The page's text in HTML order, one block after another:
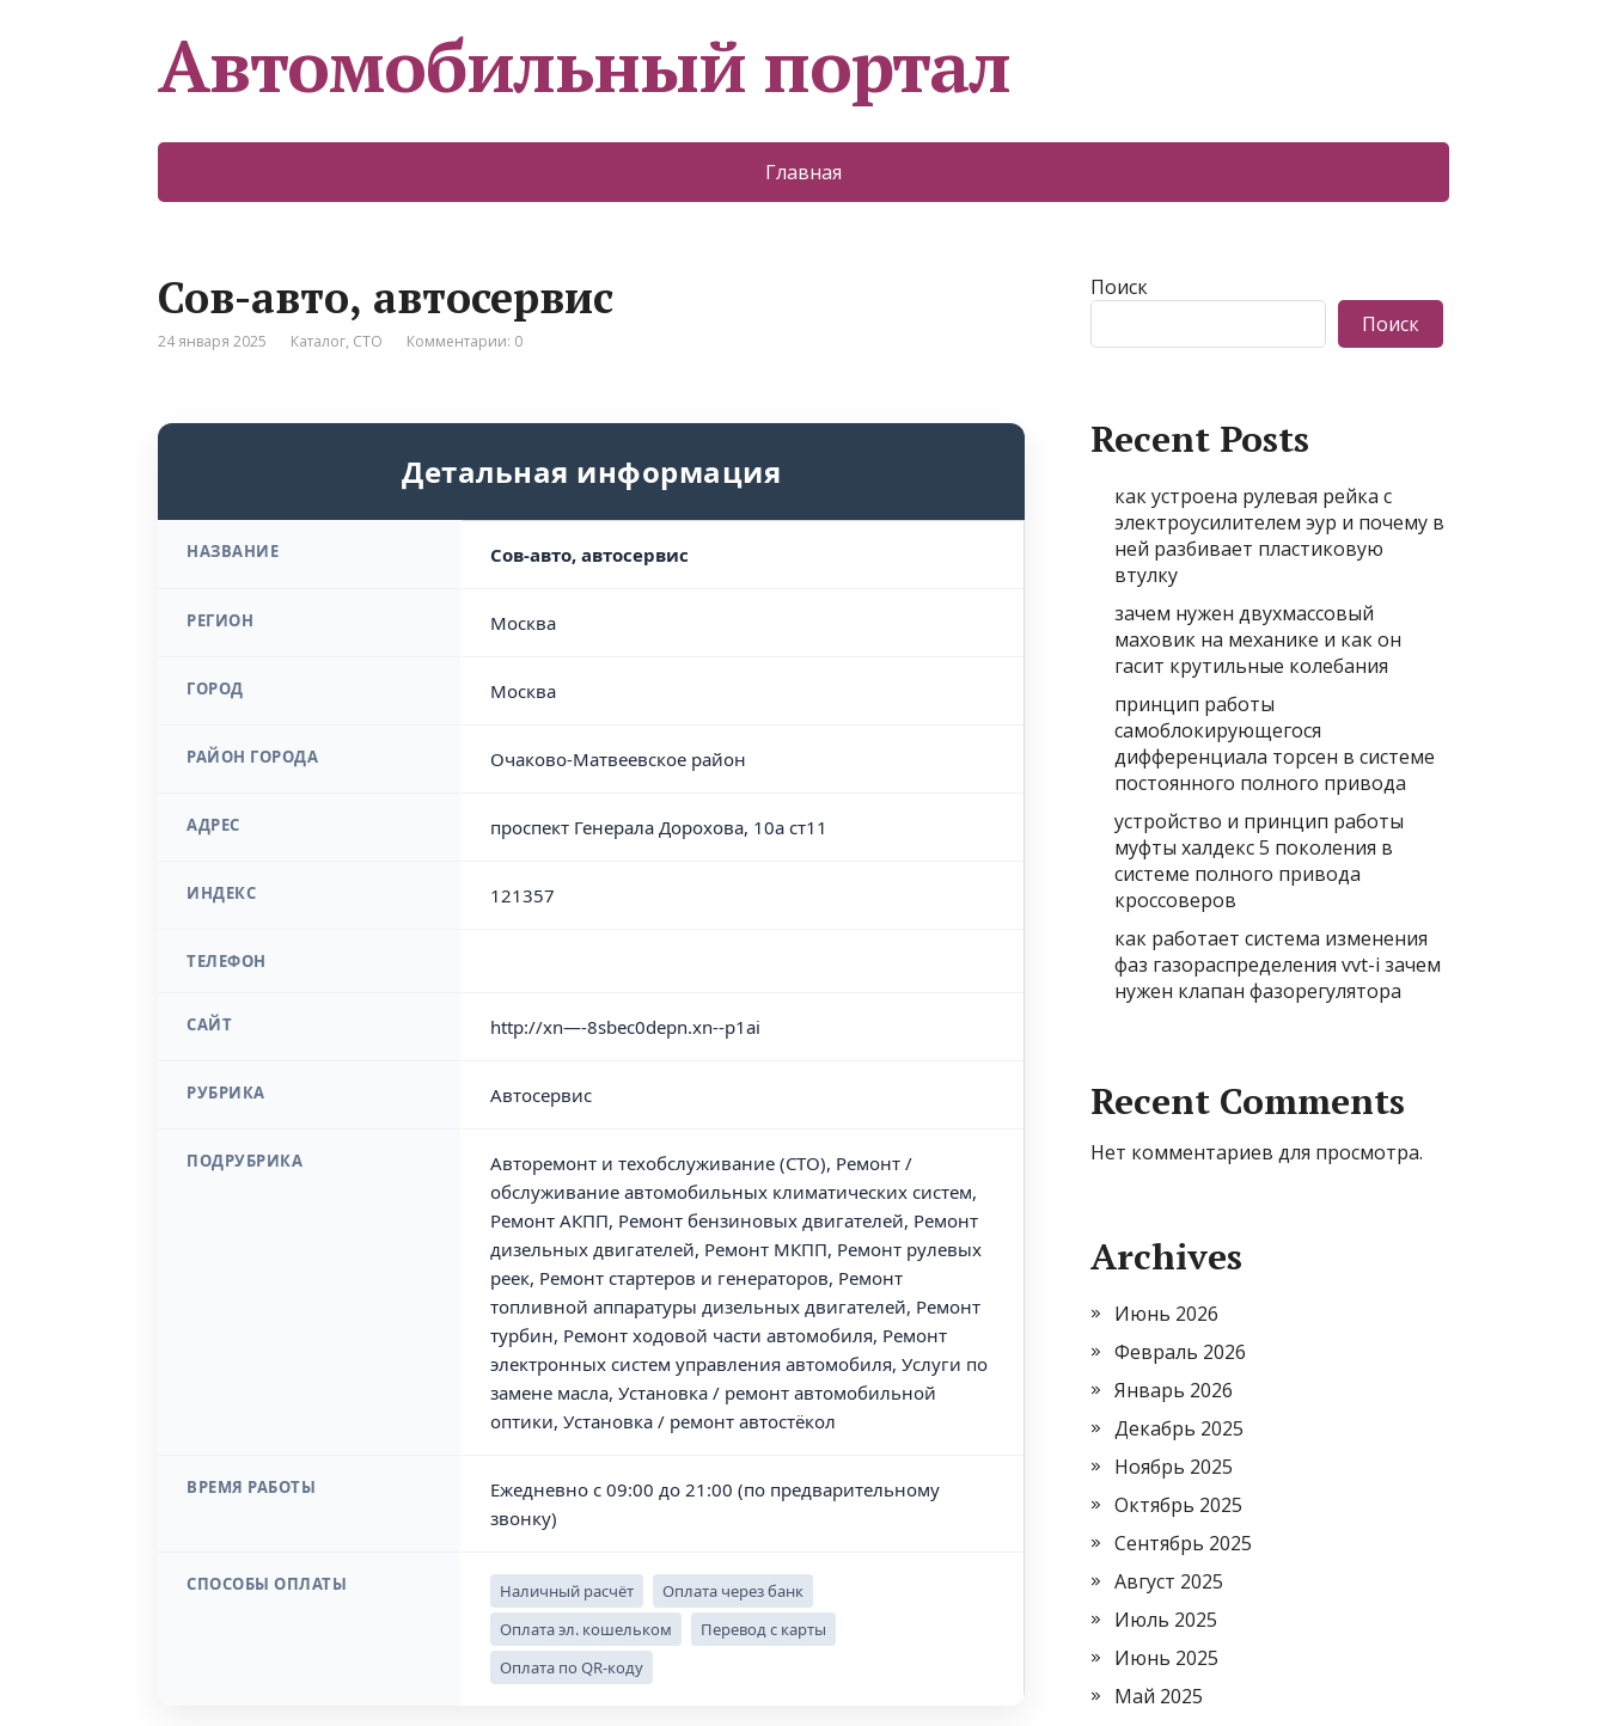
Автомобильный портал
Главная
Сов-авто, автосервис
24 января 2025 Каталог, СТО Комментарии: 0
Детальная информация
НАЗВАНИЕ Сов-авто, автосервис
РЕГИОН Москва
ГОРОД Москва
РАЙОН ГОРОДА Очаково-Матвеевское район
АДРЕС проспект Генерала Дорохова, 10а ст11
ИНДЕКС 121357
ТЕЛЕФОН
САЙТ http://xn—-8sbec0depn.xn--p1ai
РУБРИКА Автосервис
ПОДРУБРИКА
Авторемонт и техобслуживание (СТО), Ремонт /
обслуживание автомобильных климатических систем,
Ремонт АКПП, Ремонт бензиновых двигателей, Ремонт
дизельных двигателей, Ремонт МКПП, Ремонт рулевых
реек, Ремонт стартеров и генераторов, Ремонт
топливной аппаратуры дизельных двигателей, Ремонт
турбин, Ремонт ходовой части автомобиля, Ремонт
электронных систем управления автомобиля, Услуги по
замене масла, Установка / ремонт автомобильной
оптики, Установка / ремонт автостёкол
ВРЕМЯ РАБОТЫ
Ежедневно с 09:00 до 21:00 (по предварительному
звонку)
СПОСОБЫ ОПЛАТЫ Наличный расчёт
Оплата через банк
Оплата эл. кошельком
Перевод с карты
Оплата по QR-коду
Поиск
Поиск
Recent Posts
как устроена рулевая рейка с
электроусилителем эур и почему в
ней разбивает пластиковую
втулку
зачем нужен двухмассовый
маховик на механике и как он
гасит крутильные колебания
принцип работы
самоблокирующегося
дифференциала торсен в системе
постоянного полного привода
устройство и принцип работы
муфты халдекс 5 поколения в
системе полного привода
кроссоверов
как работает система изменения
фаз газораспределения vvt-i зачем
нужен клапан фазорегулятора
Recent Comments
Нет комментариев для просмотра.
Archives
Июнь 2026
Февраль 2026
Январь 2026
Декабрь 2025
Ноябрь 2025
Октябрь 2025
Сентябрь 2025
Август 2025
Июль 2025
Июнь 2025
Май 2025